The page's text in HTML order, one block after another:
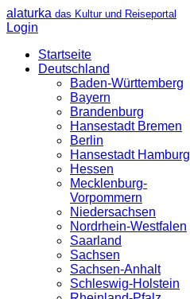
alaturka das Kultur und Reiseportal
Login
Startseite
Deutschland
Baden-Württemberg
Bayern
Brandenburg
Hansestadt Bremen
Berlin
Hansestadt Hamburg
Hessen
Mecklenburg-
Vorpommern
Niedersachsen
Nordrhein-Westfalen
Saarland
Sachsen
Sachsen-Anhalt
Schleswig-Holstein